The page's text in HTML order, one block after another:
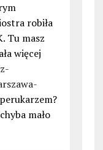
robiła
Tu masz
więcej
mało